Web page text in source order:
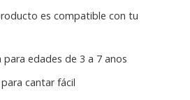
es compatible con tu
para edades de 3 a 7 anos
cantar fácil